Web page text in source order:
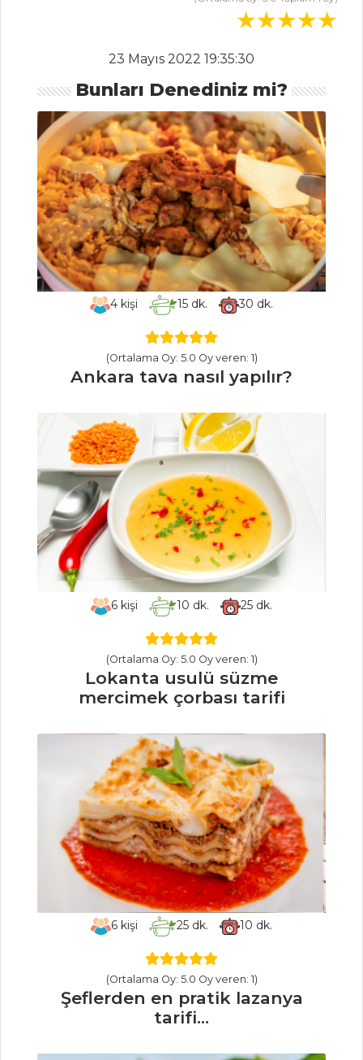
Kabaklı Çıtır
Pilav ve Makarna
Tüm Tarifleri
MEZELER
Peynirli
Sahanaki
Köpoğlu
Girit Ezmesi
Tarifleri
YEMEKLERI
Ekşi Soslu
Palamut
Kuşkonmaz
Üzerine Graten
Halibut Balığı
Sotelenmiş
Enginarlı Levrek
Tüm Tarifleri
KAYMAKLI
PUDİNG
CHEESECAKE
BROWNİE
GÜZ TATLISI
Pasta ve Tatlılar
Tüm Tarifleri
MASTERCHEF
En pratik evde
23 Mayıs 2022 19:35:30
Bunları Denediniz mi?
4 kişi 15dk. 30 dk.
(Ortalama Oy: 5.0 Oy veren: 1)
Ankara tava nasıl yapılır?
6kişi 10 dk. 25 dk.
(Ortalama Oy: 5.0 Oy veren: 1)
Lokanta usulü süzme
mercimek çorbası tarifi
6kişi 25 dk. 10 dk.
(Ortalama Oy: 5.0 Oy veren: 1)
Şeflerden en pratik lazanya
tarifi...